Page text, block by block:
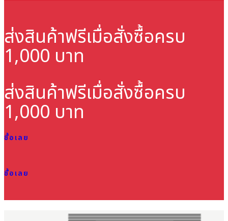
ส่งสินค้าฟรีเมื่อสั่งซื้อครบ
1,000 บาท
ส่งสินค้าฟรีเมื่อสั่งซื้อครบ
1,000 บาท
ซื้อเลย
ซื้อเลย